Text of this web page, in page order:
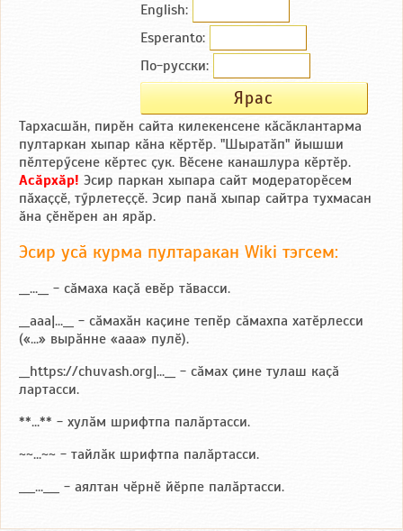
English:
Esperanto:
По-русски:
Тархасшӑн, пирӗн сайта килекенсене кӑсӑклантарма
пултаркан хыпар кӑна кӗртӗр. "Шыратӑп" йышши
пӗлтерӳсене кӗртес ҫук. Вӗсене канашлура кӗртӗр.
Асӑрхӑр! Эсир паркан хыпара сайт модераторӗсем
пӑхаҫҫӗ, тӳрлетеҫҫӗ. Эсир панӑ хыпар сайтра тухмасан
ӑна ҫӗнӗрен ан ярӑр.
Эсир усӑ курма пултаракан Wiki тэгсем:
__...__ - сӑмаха каҫӑ евӗр тӑвасси.
__aaa|...__ - сӑмахӑн каҫине тепӗр сӑмахпа хатӗрлесси
(«...» вырӑнне «ааа» пулӗ).
__https://chuvash.org|...__ - сӑмах ҫине тулаш каҫӑ
лартасси.
**...** - хулӑм шрифтпа палӑртасси.
~~...~~ - тайлӑк шрифтпа палӑртасси.
___...___ - аялтан чӗрнӗ йӗрпе палӑртасси.